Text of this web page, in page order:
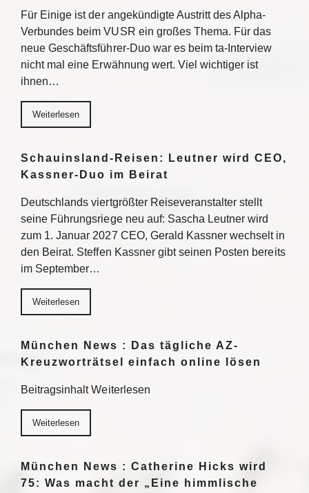
Für Einige ist der angekündigte Austritt des Alpha-
Verbundes beim VUSR ein großes Thema. Für das
neue Geschäftsführer-Duo war es beim ta-Interview
nicht mal eine Erwähnung wert. Viel wichtiger ist
ihnen…
Weiterlesen
Schauinsland-Reisen: Leutner wird CEO,
Kassner-Duo im Beirat
Deutschlands viertgrößter Reiseveranstalter stellt
seine Führungsriege neu auf: Sascha Leutner wird
zum 1. Januar 2027 CEO, Gerald Kassner wechselt in
den Beirat. Steffen Kassner gibt seinen Posten bereits
im September…
Weiterlesen
München News : Das tägliche AZ-
Kreuzworträtsel einfach online lösen
Beitragsinhalt Weiterlesen
Weiterlesen
München News : Catherine Hicks wird
75: Was macht der „Eine himmlische